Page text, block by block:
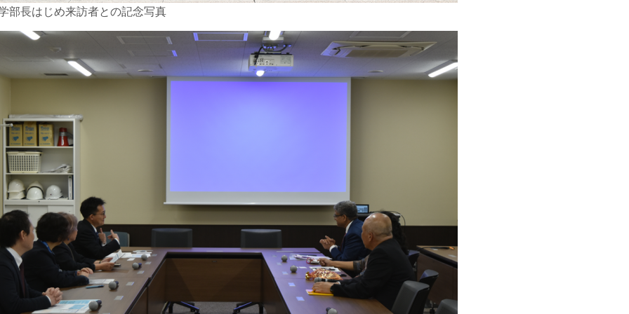
部長はじめ来訪者との記念写真